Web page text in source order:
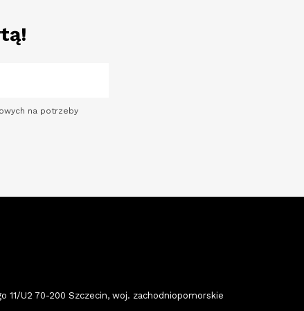
na potrzeby
11/U2 70-200 Szczecin, woj. zachodniopomorskie